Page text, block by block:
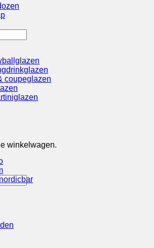
winkelwagen.
coupeglazen